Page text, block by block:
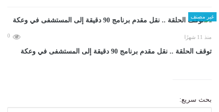
غير مصنف
منذ 11 شهرًا 0
توقف الحلقة .. نقل مقدم برنامج 90 دقيقة إلى المستشفى في وعكة
بحث سريع: